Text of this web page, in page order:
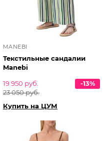
MANEBI
Текстильные сандалии
Manebi
19 950 руб.
23 050 руб.
-13%
Купить на ЦУМ